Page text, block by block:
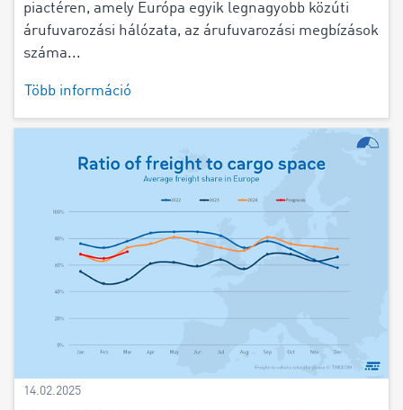
piactéren, amely Európa egyik legnagyobb közúti
árufuvarozási hálózata, az árufuvarozási megbízások
száma...
Több információ
14.02.2025